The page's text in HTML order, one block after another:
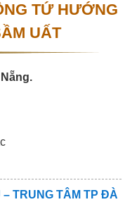
TỨ HƯỚNG
UẤT
– TRUNG TÂM TP ĐÀ